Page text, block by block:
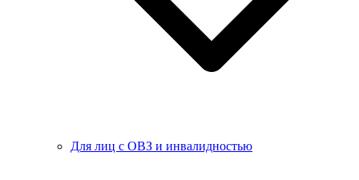
Для лиц с ОВЗ и инвалидностью